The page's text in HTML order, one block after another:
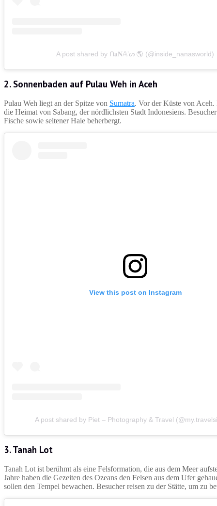
A post shared by ᑎ𝐚𝐍𝔸’ᔕ 🌎 (@inside_nanasworld)
2. Sonnenbaden auf Pulau Weh in Aceh
Pulau Weh liegt an der Spitze von Sumatra. Vor der Küste von
die Heimat von Sabang, der nördlichsten Stadt Indonesiens.
Fische sowie seltener Haie beherbergt.
View this post on Instagram
A post shared by Piet – Photography & Travel
3. Tanah Lot
Tanah Lot ist berühmt als eine Felsformation, die aus dem Meer
Jahre haben die Gezeiten des Ozeans den Felsen aus dem Ufer
sollen den Tempel bewachen. Besucher reisen zu der Stätte, um zu